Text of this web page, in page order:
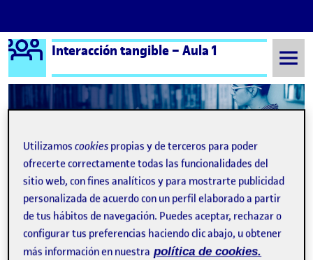
Saltar al contenido
Logo Ágora
Interacción tangible – Aula 1
Carlos Jiménez Barrio
Publicado por
PEC 3
Publicado por
Carlos Jiménez Barrio
Visibilidad:
Pública - Fecha de publicación
2 May 2024-comentarioen PEC 3
Utilizamoscookies propias y de terceros para poder
ofrecerte correctamente todas las funcionalidades del
sitio web, con fines analíticos y para mostrarte publicidad
personalizada de acuerdo con un perfil elaborado a partir
de tus hábitos de navegación. Puedes aceptar, rechazar o
configurar tus preferencias haciendo clic abajo, u obtener
más información en nuestra política de cookies.